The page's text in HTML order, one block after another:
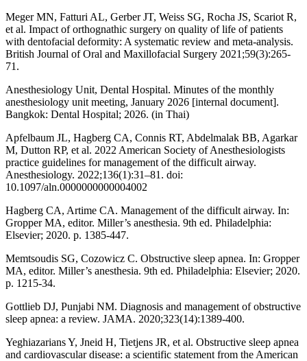
Meger MN, Fatturi AL, Gerber JT, Weiss SG, Rocha JS, Scariot R,
et al. Impact of orthognathic surgery on quality of life of patients
with dentofacial deformity: A systematic review and meta-analysis.
British Journal of Oral and Maxillofacial Surgery 2021;59(3):265-
71.
Anesthesiology Unit, Dental Hospital. Minutes of the monthly
anesthesiology unit meeting, January 2026 [internal document].
Bangkok: Dental Hospital; 2026. (in Thai)
Apfelbaum JL, Hagberg CA, Connis RT, Abdelmalak BB, Agarkar
M, Dutton RP, et al. 2022 American Society of Anesthesiologists
practice guidelines for management of the difficult airway.
Anesthesiology. 2022;136(1):31–81. doi:
10.1097/aln.0000000000004002
Hagberg CA, Artime CA. Management of the difficult airway. In:
Gropper MA, editor. Miller’s anesthesia. 9th ed. Philadelphia:
Elsevier; 2020. p. 1385-447.
Memtsoudis SG, Cozowicz C. Obstructive sleep apnea. In: Gropper
MA, editor. Miller’s anesthesia. 9th ed. Philadelphia: Elsevier; 2020.
p. 1215-34.
Gottlieb DJ, Punjabi NM. Diagnosis and management of obstructive
sleep apnea: a review. JAMA. 2020;323(14):1389-400.
Yeghiazarians Y, Jneid H, Tietjens JR, et al. Obstructive sleep apnea
and cardiovascular disease: a scientific statement from the American